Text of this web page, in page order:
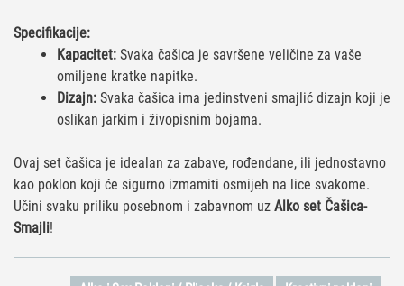
Specifikacije:
Kapacitet: Svaka čašica je savršene veličine za vaše
omiljene kratke napitke.
Dizajn: Svaka čašica ima jedinstveni smajlić dizajn koji je
oslikan jarkim i živopisnim bojama.
Ovaj set čašica je idealan za zabave, rođendane, ili jednostavno
kao poklon koji će sigurno izmamiti osmijeh na lice svakome.
Učini svaku priliku posebnom i zabavnom uz Alko set Čašica-
Smajli!